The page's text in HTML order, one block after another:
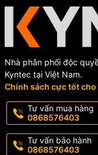
Nhà phân phối độc
Kyntec tại Việt Nam.
Chính sách cực tốt
Tư vấn mua hàng
0868576403
Tư vấn bảo hành
0868576403